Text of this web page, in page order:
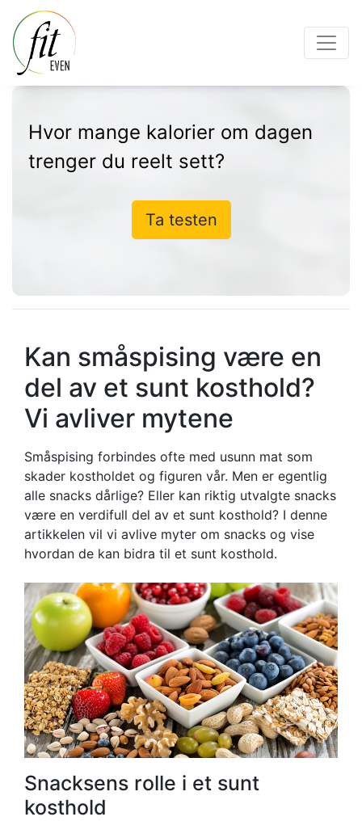
Hvor mange kalorier om dagen
trenger du reelt sett?
Ta testen
Kan småspising være en
del av et sunt kosthold?
Vi avliver mytene
Småspising forbindes ofte med usunn mat som
skader kostholdet og figuren vår. Men er egentlig
alle snacks dårlige? Eller kan riktig utvalgte snacks
være en verdifull del av et sunt kosthold? I denne
artikkelen vil vi avlive myter om snacks og vise
hvordan de kan bidra til et sunt kosthold.
Snacksens rolle i et sunt
kosthold